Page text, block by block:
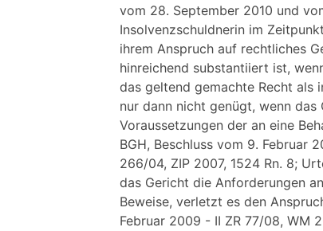
vom 28. September 2010 und
Insolvenzschuldnerin im
ihrem Anspruch auf rechtliches
hinreichend substantiiert ist,
das geltend gemachte Recht als
nur dann nicht genügt, wenn
Voraussetzungen der an eine
BGH, Beschluss vom 9. Februar
266/04, ZIP 2007, 1524 Rn. 8;
das Gericht die Anforderungen
Beweise, verletzt es den
Februar 2009 - II ZR 77/08, WM